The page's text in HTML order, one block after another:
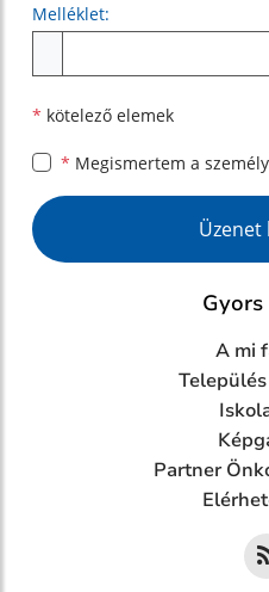
Melléklet:
* kötelező elemek
* Megismertem a
Google reCaptcha
Üzenet
A mi
Partner